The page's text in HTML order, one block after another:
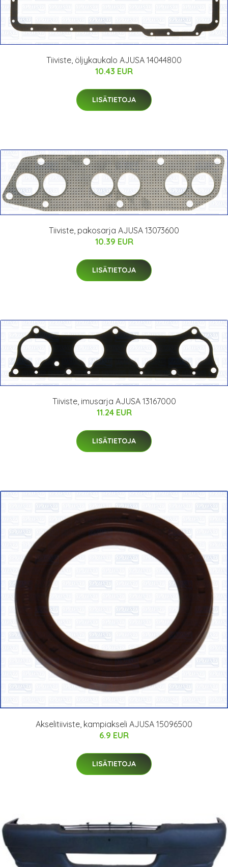
Tiiviste, öljykaukalo AJUSA 14044800
10.43 EUR
LISÄTIETOJA
Tiiviste, pakosarja AJUSA 13073600
10.39 EUR
LISÄTIETOJA
Tiiviste, imusarja AJUSA 13167000
11.24 EUR
LISÄTIETOJA
Akselitiiviste, kampiakseli AJUSA 15096500
6.9 EUR
LISÄTIETOJA